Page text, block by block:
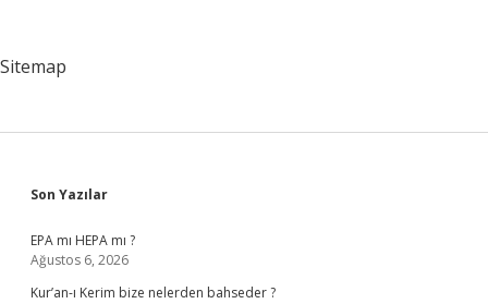
Sitemap
Sidebar
Son Yazılar
EPA mı HEPA mı ?
Ağustos 6, 2026
Kur’an-ı Kerim bize nelerden bahseder ?